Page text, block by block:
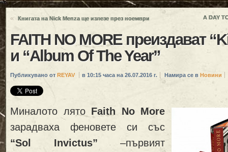
« Книгата на Nick Menza ще излезе през ноември A DAY
FAITH NO MORE преиздават
и “Album Of The Year”
Публикувано от REYAV в 10:15 часа на 26.07.2016 г. Намира се в Новини
Миналото лято Faith No More
зарадваха феновете си със
“Sol Invictus” –първият